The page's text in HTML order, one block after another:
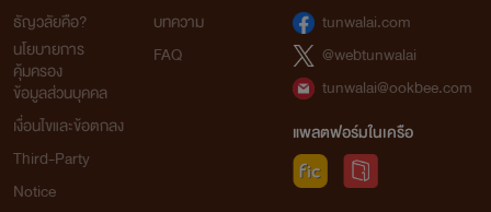
ธัญวลัยคือ?
นโยบายการ
คุ้มครอง
ข้อมูลส่วนบุคคล
เงื่อนไขและข้อตกลง
Third-Party
Notice
บทความ
FAQ
tunwalai.com
@webtunwalai
tunwalai@ookbee.com
แพลตฟอร์มในเครือ